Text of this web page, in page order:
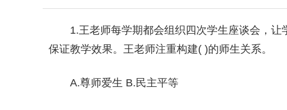
1.王老师每学期都会组织四次学生座谈会，让
保证教学效果。王老师注重构建( )的师生关系。
A.尊师爱生 B.民主平等